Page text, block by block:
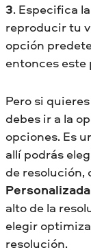
3. Especifica
reproducir tu
opción
entonces este
Pero si
debes ir a la
opciones. Es
allí podrás
de resolución,
Personalizada
alto de la
elegir
resolución.